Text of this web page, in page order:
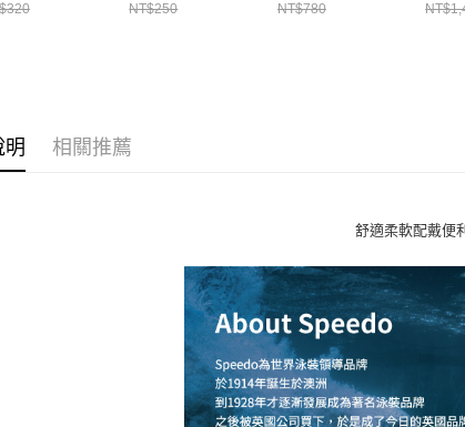
NT$250 NT$780
明 相關推薦
舒適柔軟配戴便利